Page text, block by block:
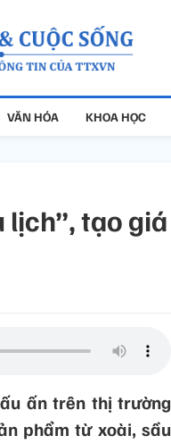
VĂN HÓA KHOA HỌC
lịch”, tạo giá
ấn trên thị trường
phẩm từ xoài, sầu